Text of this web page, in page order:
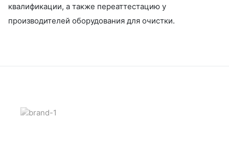
квалификации, а также переаттестацию у
производителей оборудования для очистки.